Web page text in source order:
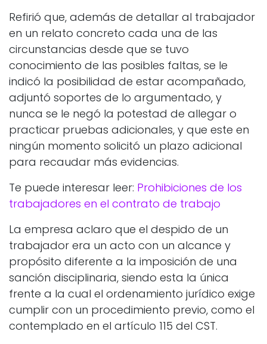
Refirió que, además de detallar al trabajador
en un relato concreto cada una de las
circunstancias desde que se tuvo
conocimiento de las posibles faltas, se le
indicó la posibilidad de estar acompañado,
adjuntó soportes de lo argumentado, y
nunca se le negó la potestad de allegar o
practicar pruebas adicionales, y que este en
ningún momento solicitó un plazo adicional
para recaudar más evidencias.
Te puede interesar leer: Prohibiciones de los
trabajadores en el contrato de trabajo
La empresa aclaro que el despido de un
trabajador era un acto con un alcance y
propósito diferente a la imposición de una
sanción disciplinaria, siendo esta la única
frente a la cual el ordenamiento jurídico exige
cumplir con un procedimiento previo, como el
contemplado en el artículo 115 del CST.